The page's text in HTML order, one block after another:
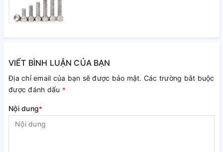
VIẾT BÌNH LUẬN CỦA BẠN
Địa chỉ email của bạn sẽ được bảo mật. Các trường bắt buộc
được đánh dấu *
Nội dung*